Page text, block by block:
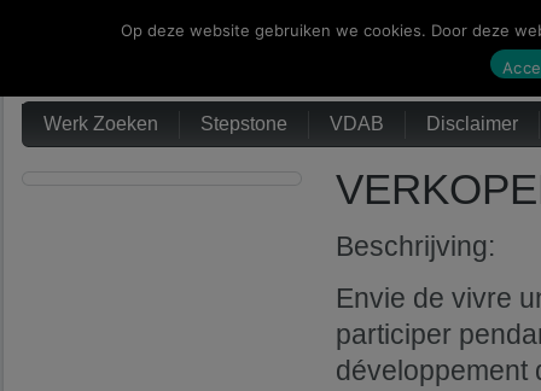
Werk Zoeken Stepstone VDAB Disclaimer
Beschrijving:
Envie de vivre
participer
développement
Op deze website gebruiken we cookies. Door deze